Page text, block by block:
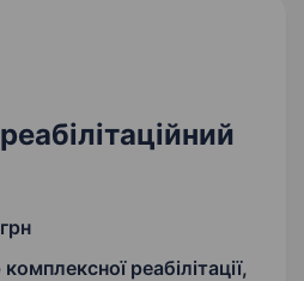
реабілітації,